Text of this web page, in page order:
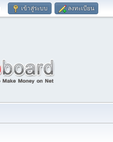
เข้าสู่ระบบ ลงทะเบียน